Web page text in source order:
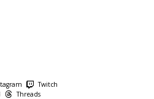
Twitch
Threads